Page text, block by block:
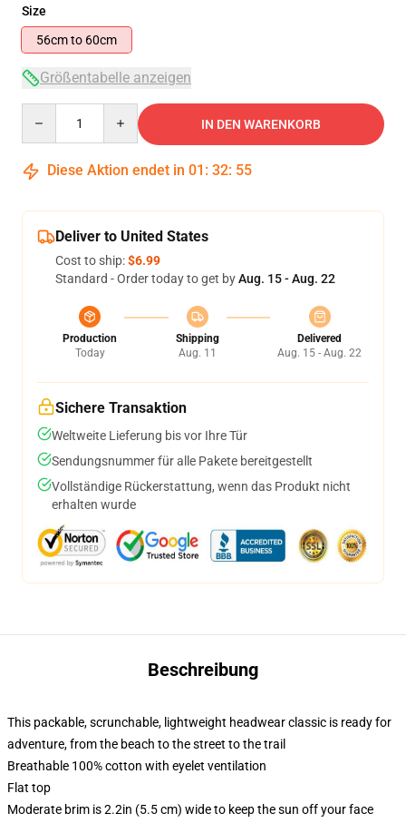
Size
56cm to 60cm
Größentabelle anzeigen
IN DEN WARENKORB
Diese Aktion endet in 01 : 32: 54
Deliver to United States
Cost to ship:$6.99
Standard - Order today to get byAug. 15 - Aug. 22
Production
Today
Shipping
Aug. 11
Delivered
Aug. 15 - Aug. 22
Sichere Transaktion
Weltweite Lieferung bis vor Ihre Tür
Sendungsnummer für alle Pakete bereitgestellt
Vollständige Rückerstattung, wenn das Produkt nicht
erhalten wurde
Beschreibung
This packable, scrunchable, lightweight headwear classic is ready for
adventure, from the beach to the street to the trail
Breathable 100% cotton with eyelet ventilation
Flat top
Moderate brim is 2.2in (5.5 cm) wide to keep the sun off your face